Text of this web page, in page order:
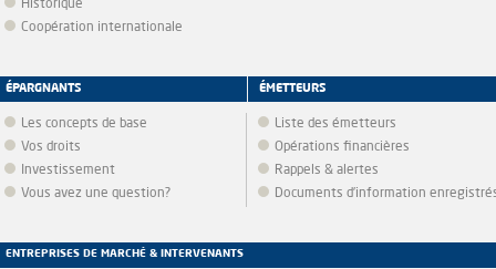
Historique
Coopération internationale
ÉPARGNANTS
Les concepts de base
Vos droits
Investissement
Vous avez une question?
ÉMETTEURS
Liste des émetteurs
Opérations financières
Rappels & alertes
Documents d’information
ENTREPRISES DE MARCHÉ & INTERVENANTS